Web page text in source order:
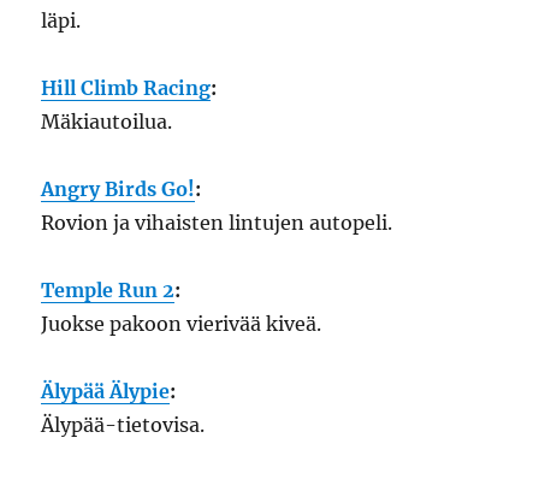
läpi.
Hill Climb Racing:
Mäkiautoilua.
Angry Birds Go!:
Rovion ja vihaisten lintujen autopeli.
Temple Run 2:
Juokse pakoon vierivää kiveä.
Älypää Älypie:
Älypää-tietovisa.